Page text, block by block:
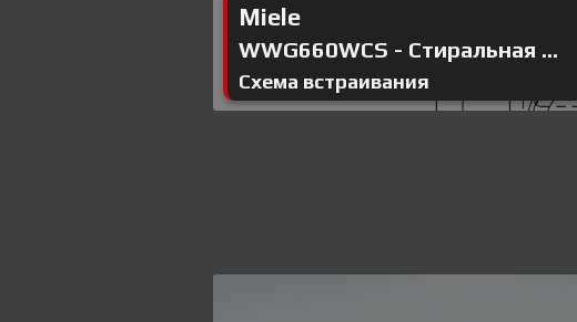
Miele
WWG660WCS - Стиральная ...
Схема встраивания